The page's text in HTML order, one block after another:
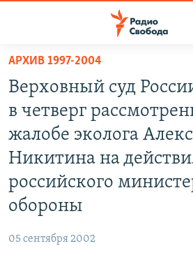
упрощенного
доступа
основному
содержанию
главной
Вернутся
ПОДКАСТЫ
АВТОРСКИЕ ПРОЕКТЫ
ЦИТАТЫ СВОБОДЫ
МНЕНИЯ
КУЛЬТУРА
АРХИВ 1997-2004
Верховный суд
в четверг
жалобе эколога
Никитина на
российского
обороны
05 сентября 2002